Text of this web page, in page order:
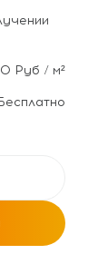
Руб / м²